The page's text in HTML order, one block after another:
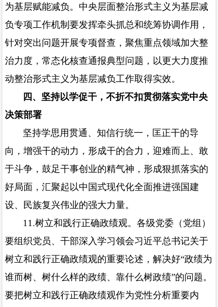
为基层赋能减负。中央层面整治形式主义为基层减
负专项工作机制要发挥牵头抓总和统筹协调作用，
针对突出问题开展专项督查，聚焦重点领域加大整
治力度，常态化核查通报典型问题，以更大力度推
动整治形式主义为基层减负工作取得实效。
四、坚持以学促干，不折不扣贯彻落实党中央
决策部署
坚持学思用贯通、知信行统一，匡正干的导
向，增强干的动力，形成干的合力，迎难而上、敢
于斗争，鼓足干事创业的精气神，形成狠抓落实的
好局面，汇聚起以中国式现代化全面推进强国建
设、民族复兴伟业的强大力量。
11.树立和践行正确政绩观。各级党委（党组）
要组织党员、干部深入学习领会习近平总书记关于
树立和践行正确政绩观的重要论述，解决好“政绩为
谁而树、树什么样的政绩、靠什么树政绩”的问题。
要把树立和践行正确政绩观作为党性分析重要内